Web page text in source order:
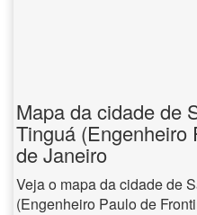
Mapa da cidade de
Tinguá (Engenheiro
de Janeiro
Veja o mapa da cidade de
(Engenheiro Paulo de